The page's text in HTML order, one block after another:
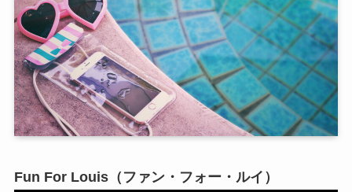
Fun For Louis（ファン・フォー・ルイ）